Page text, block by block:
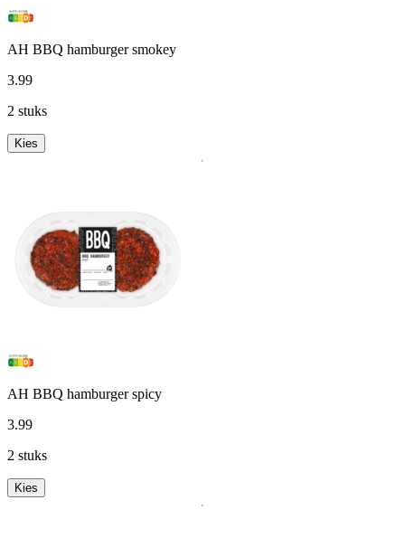
AH BBQ hamburger smokey
3.99
2 stuks
Kies
AH BBQ hamburger spicy
3.99
2 stuks
Kies